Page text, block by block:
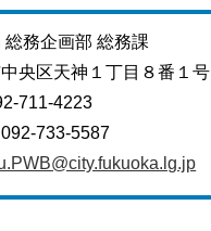
務企画部 総務課
央区天神１丁目８番１号
711-4223
733-5587